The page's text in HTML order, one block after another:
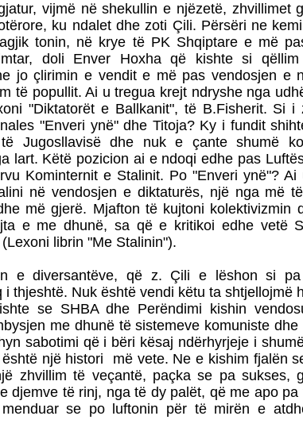
vijmë në shekullin e njëzetë, zhvillimet
ku ndalet dhe zoti Çili. Përsëri ne
tonin, në krye të PK Shqiptare e më
doli Enver Hoxha që kishte si qëllim
jo çlirimin e vendit e më pas vendosjen e
të popullit. Ai u tregua krejt ndryshe nga
"Diktatorët e Ballkanit", të B.Fisherit. Si i
"Enveri ynë" dhe Titoja? Ky i fundit
Jugosllavisë dhe nuk e çante shumë
lart. Këtë pozicion ai e ndoqi edhe pas
Kominternit e Stalinit. Po "Enveri ynë"? Ai
në vendosjen e diktaturës, një nga më
më gjerë. Mjafton të kujtoni kolektivizmin
e me dhunë, sa që e kritikoi edhe vetë
librin "Me Stalinin").
e diversantëve, që z. Çili e lëshon si
i thjeshtë. Nuk është vendi këtu ta shtjellojmë
se SHBA dhe Perëndimi kishin
me dhunë të sistemeve komuniste dhe
sabotimi që i bëri kësaj ndërhyrjeje i
një histori
më vete. Ne e kishim fjalën
zhvillim të veçantë, paçka se pa sukses,
djemve të rinj, nga të dy palët, që me apo pa
se po luftonin për të mirën e